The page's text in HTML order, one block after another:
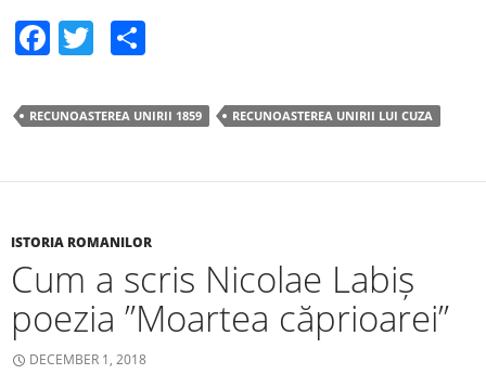
F
c
e
b
o
k
T
itt
er
ar
e
RECUNOASTEREA UNIRII 1859 RECUNOASTEREA UNIRII LUI CUZA
ISTORIA ROMANILOR
Cum a scris Nicolae Labiș
poezia ”Moartea căprioarei”
DECEMBER 1, 2018